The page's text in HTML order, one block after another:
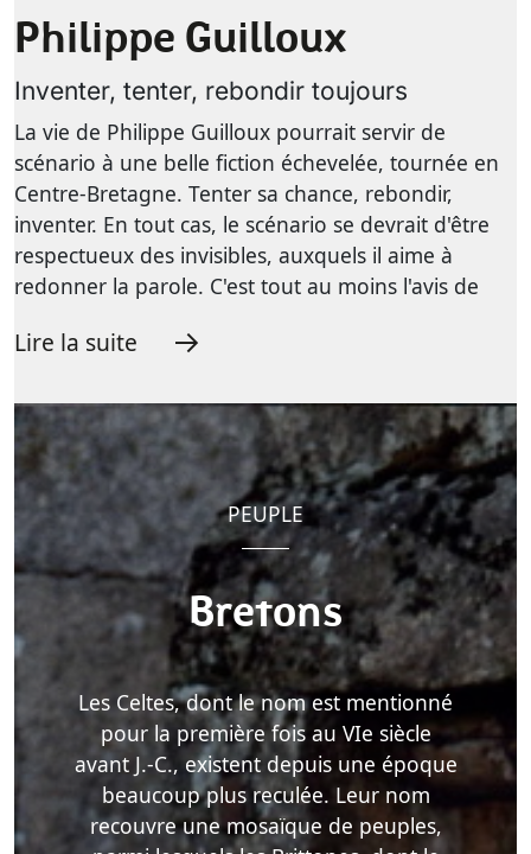
Philippe Guilloux
Inventer, tenter, rebondir toujours
La vie de Philippe Guilloux pourrait servir de
scénario à une belle fiction échevelée, tournée en
Centre-Bretagne. Tenter sa chance, rebondir,
inventer. En tout cas, le scénario se devrait d'être
respectueux des invisibles, auxquels il aime à
redonner la parole. C'est tout au moins l'avis de
Lire la suite
PEUPLE
Bretons
Les Celtes, dont le nom est mentionné
pour la première fois au VIe siècle
avant J.-C., existent depuis une époque
beaucoup plus reculée. Leur nom
recouvre une mosaïque de peuples,